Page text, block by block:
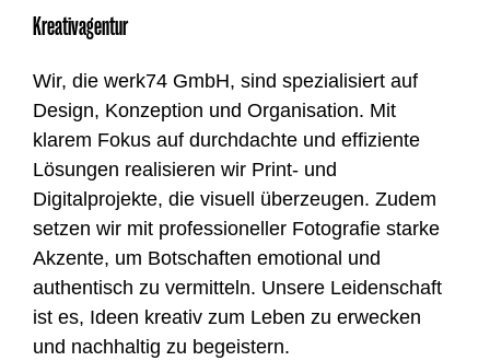
Kreativagentur
Wir, die werk74 GmbH, sind spezialisiert auf
Design, Konzeption und Organisation. Mit
klarem Fokus auf durchdachte und effiziente
Lösungen realisieren wir Print- und
Digitalprojekte, die visuell überzeugen. Zudem
setzen wir mit professioneller Fotografie starke
Akzente, um Botschaften emotional und
authentisch zu vermitteln. Unsere Leidenschaft
ist es, Ideen kreativ zum Leben zu erwecken
und nachhaltig zu begeistern.